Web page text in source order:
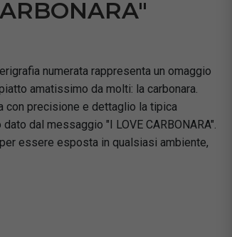
numerata rappresenta un omaggio
amatissimo da molti: la carbonara.
con precisione e dettaglio la tipica
dal messaggio "I LOVE CARBONARA".
essere esposta in qualsiasi ambiente,